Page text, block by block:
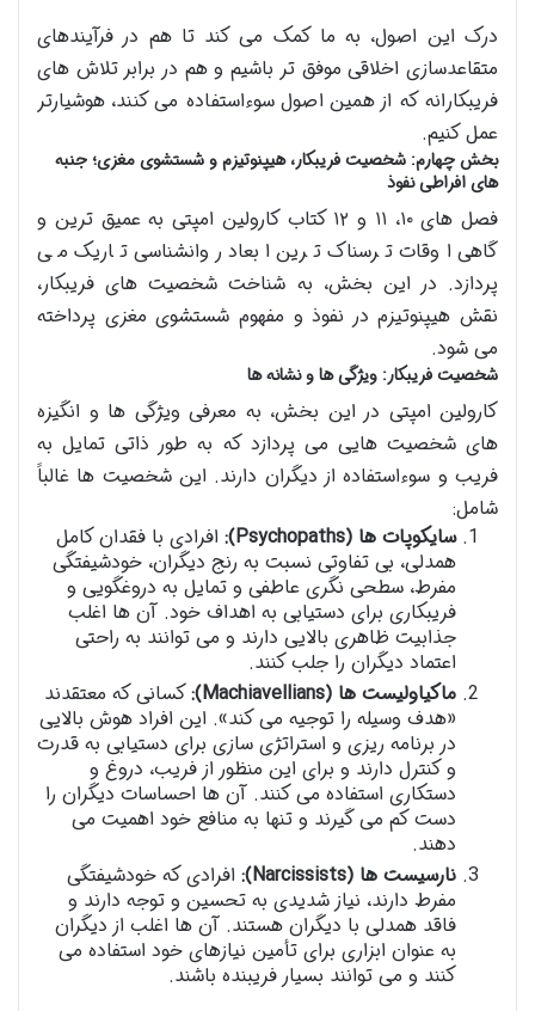
درک این اصول، به ما کمک می کند تا هم در فرآیندهای
متقاعدسازی اخلاقی موفق تر باشیم و هم در برابر تلاش های
فریبکارانه که از همین اصول سوءاستفاده می کنند، هوشیارتر
عمل کنیم.
بخش چهارم: شخصیت فریبکار، هیپنوتیزم و شستشوی مغزی؛ جنبه
های افراطی نفوذ
فصل های ۱۰، ۱۱ و ۱۲ کتاب کارولین امپتی به عمیق ترین و
گاهی اوقات ترسناک ترین ابعاد روانشناسی تاریک می
پردازد. در این بخش، به شناخت شخصیت های فریبکار،
نقش هیپنوتیزم در نفوذ و مفهوم شستشوی مغزی پرداخته
می شود.
شخصیت فریبکار: ویژگی ها و نشانه ها
کارولین امپتی در این بخش، به معرفی ویژگی ها و انگیزه
های شخصیت هایی می پردازد که به طور ذاتی تمایل به
فریب و سوءاستفاده از دیگران دارند. این شخصیت ها غالباً
شامل:
سایکوپات ها (Psychopaths):
افرادی با فقدان کامل
همدلی، بی تفاوتی نسبت به رنج دیگران، خودشیفتگی
مفرط، سطحی نگری عاطفی و تمایل به دروغگویی و
فریبکاری برای دستیابی به اهداف خود. آن ها اغلب
جذابیت ظاهری بالایی دارند و می توانند به راحتی
اعتماد دیگران را جلب کنند.
ماکیاولیست ها (Machiavellians):
کسانی که معتقدند
«هدف وسیله را توجیه می کند». این افراد هوش بالایی
در برنامه ریزی و استراتژی سازی برای دستیابی به قدرت
و کنترل دارند و برای این منظور از فریب، دروغ و
دستکاری استفاده می کنند. آن ها احساسات دیگران را
دست کم می گیرند و تنها به منافع خود اهمیت می
دهند.
نارسیست ها (Narcissists):
افرادی که خودشیفتگی
مفرط دارند، نیاز شدیدی به تحسین و توجه دارند و
فاقد همدلی با دیگران هستند. آن ها اغلب از دیگران
به عنوان ابزاری برای تأمین نیازهای خود استفاده می
کنند و می توانند بسیار فریبنده باشند.